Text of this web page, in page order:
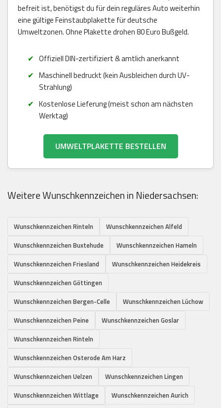
befreit ist, benötigst du für dein reguläres Auto weiterhin
eine gültige Feinstaubplakette für deutsche
Umweltzonen. Ohne Plakette drohen 80 Euro Bußgeld.
Offiziell DIN-zertifiziert & amtlich anerkannt
Maschinell bedruckt (kein Ausbleichen durch UV-
Strahlung)
Kostenlose Lieferung (meist schon am nächsten
Werktag)
UMWELTPLAKETTE BESTELLEN
Weitere Wunschkennzeichen in Niedersachsen:
Wunschkennzeichen Rinteln
Wunschkennzeichen Alfeld
Wunschkennzeichen Buxtehude
Wunschkennzeichen Hameln
Wunschkennzeichen Friesland
Wunschkennzeichen Heidekreis
Wunschkennzeichen Göttingen
Wunschkennzeichen Bergen-Celle
Wunschkennzeichen Lüchow
Wunschkennzeichen Peine
Wunschkennzeichen Goslar
Wunschkennzeichen Rinteln
Wunschkennzeichen Osterode Am Harz
Wunschkennzeichen Uelzen
Wunschkennzeichen Lingen
Wunschkennzeichen Wittlage
Wunschkennzeichen Aurich